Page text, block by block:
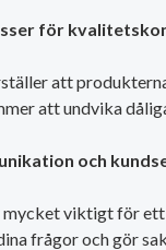
för
att
att undvika
och
viktigt för ett
frågor och gör